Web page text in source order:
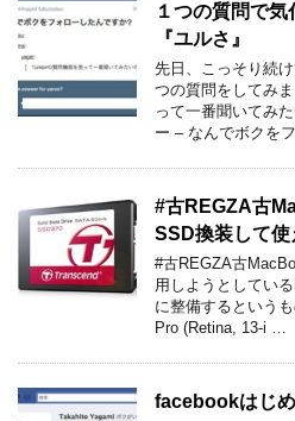
１つの質問で
『ユルさ』
先日、こっそり続
つの質問をしてみ
って一番聞いてみ
ー – なんでボクを
#古REGZA古
SSD換装して
#古REGZA古
用しようとしてい
に整備するという
Pro (Retina, 13-i …
facebookはじ